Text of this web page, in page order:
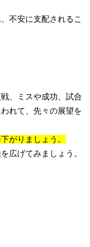
不安に支配されるこ
、ミスや成功、試合
れて、先々の展望を
がりましょう。
広げてみましょう。